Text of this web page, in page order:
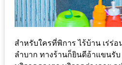
พรีเมียม
พร้อม
กี้
เนื้อ
สำหรับใครที่พิการ ไร้บ้าน เร่ร่
ลำบาก ทางร้านก็ยินดีอ้าแขนรั